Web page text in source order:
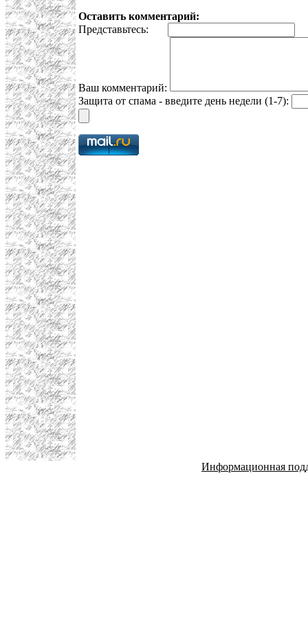
Оставить комментарий:
Представьтесь:
Ваш комментарий:
Защита от спама - введите день недели (1-7):
Информационная